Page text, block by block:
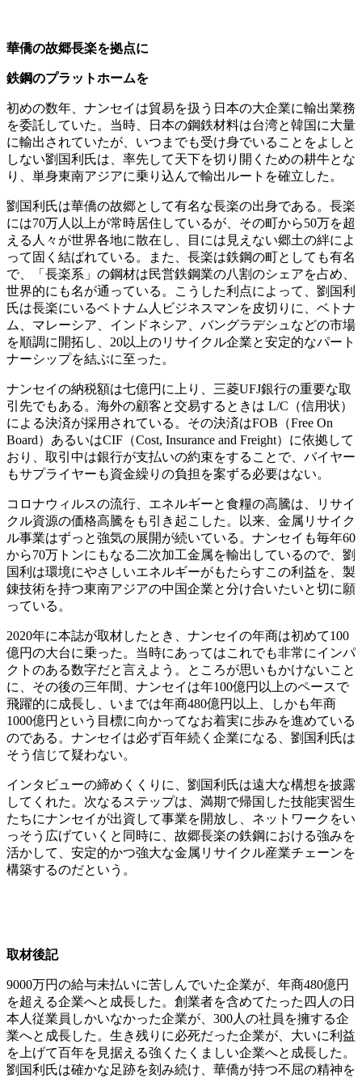
華僑の故郷長楽を拠点に
鉄鋼のプラットホームを
初めの数年、ナンセイは貿易を扱う日本の大企業に輸出業務
を委託していた。当時、日本の鋼鉄材料は台湾と韓国に大量
に輸出されていたが、いつまでも受け身でいることをよしと
しない劉国利氏は、率先して天下を切り開くための耕牛とな
り、単身東南アジアに乗り込んで輸出ルートを確立した。
劉国利氏は華僑の故郷として有名な長楽の出身である。長楽
には70万人以上が常時居住しているが、その町から50万を超
える人々が世界各地に散在し、目には見えない郷土の絆によ
って固く結ばれている。また、長楽は鉄鋼の町としても有名
で、「長楽系」の鋼材は民営鉄鋼業の八割のシェアを占め、
世界的にも名が通っている。こうした利点によって、劉国利
氏は長楽にいるベトナム人ビジネスマンを皮切りに、ベトナ
ム、マレーシア、インドネシア、バングラデシュなどの市場
を順調に開拓し、20以上のリサイクル企業と安定的なパート
ナーシップを結ぶに至った。
ナンセイの納税額は七億円に上り、三菱UFJ銀行の重要な取
引先でもある。海外の顧客と交易するときは L/C（信用状）
による決済が採用されている。その決済はFOB（Free On
Board）あるいはCIF（Cost, Insurance and Freight）に依拠して
おり、取引中は銀行が支払いの約束をすることで、バイヤー
もサプライヤーも資金繰りの負担を案ずる必要はない。
コロナウィルスの流行、エネルギーと食糧の高騰は、リサイ
クル資源の価格高騰をも引き起こした。以来、金属リサイク
ル事業はずっと強気の展開が続いている。ナンセイも毎年60
から70万トンにもなる二次加工金属を輸出しているので、劉
国利は環境にやさしいエネルギーがもたらすこの利益を、製
錬技術を持つ東南アジアの中国企業と分け合いたいと切に願
っている。
2020年に本誌が取材したとき、ナンセイの年商は初めて100
億円の大台に乗った。当時にあってはこれでも非常にインパ
クトのある数字だと言えよう。ところが思いもかけないこと
に、その後の三年間、ナンセイは年100億円以上のペースで
飛躍的に成長し、いまでは年商480億円以上、しかも年商
1000億円という目標に向かってなお着実に歩みを進めている
のである。ナンセイは必ず百年続く企業になる、劉国利氏は
そう信じて疑わない。
インタビューの締めくくりに、劉国利氏は遠大な構想を披露
してくれた。次なるステップは、満期で帰国した技能実習生
たちにナンセイが出資して事業を開放し、ネットワークをい
っそう広げていくと同時に、故郷長楽の鉄鋼における強みを
活かして、安定的かつ強大な金属リサイクル産業チェーンを
構築するのだという。
取材後記
9000万円の給与未払いに苦しんでいた企業が、年商480億円
を超える企業へと成長した。創業者を含めてたった四人の日
本人従業員しかいなかった企業が、300人の社員を擁する企
業へと成長した。生き残りに必死だった企業が、大いに利益
を上げて百年を見据える強くたくましい企業へと成長した。
劉国利氏は確かな足跡を刻み続け、華僑が持つ不屈の精神を